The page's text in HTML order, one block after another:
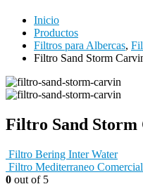
Inicio
Productos
Filtros para Albercas,
Filtro Sand Storm
Filtro Sand Storm
Filtro Bering Inter Water
Filtro Mediterraneo
0 out of 5